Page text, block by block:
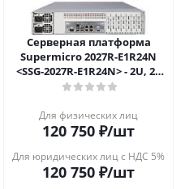
Серверная платформа
Supermicro 2027R-E1R24N
<SSG-2027R-E1R24N> - 2U, 2x
LGA2011, 24x 2.5"
Для физических лиц
120 750 ₽/шт
Для юридических лиц с НДС 5%
120 750 ₽/шт